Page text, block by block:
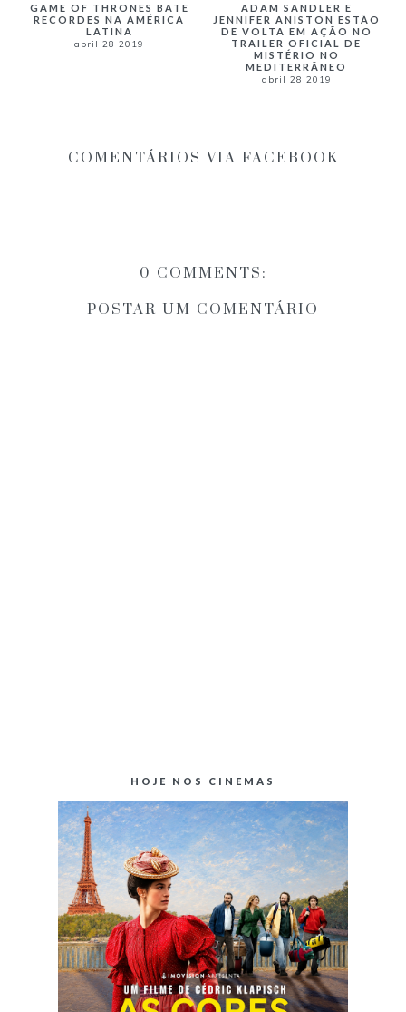
GAME OF THRONES BATE
RECORDES NA AMÉRICA
LATINA
abril 28 2019
ADAM SANDLER E
JENNIFER ANISTON ESTÃO
DE VOLTA EM AÇÃO NO
TRAILER OFICIAL DE
MISTÉRIO NO
MEDITERRÂNEO
abril 28 2019
COMENTÁRIOS VIA FACEBOOK
0 COMMENTS:
POSTAR UM COMENTÁRIO
HOJE NOS CINEMAS